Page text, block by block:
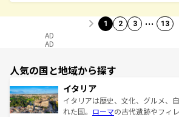
1 2 3 … 13
AD
AD
人気の国と地域から探す
イタリア
イタリアは歴史、文化、グルメ、
れた国。 ローマの古代遺跡やフィ